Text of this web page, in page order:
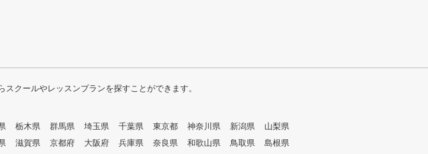
クールやレッスンプランを探すことができます。
栃木県 群馬県 埼玉県 千葉県 東京都 神奈川県 新潟県
山梨県
滋賀県 京都府 大阪府 兵庫県 奈良県 和歌山県 鳥取県 島根県